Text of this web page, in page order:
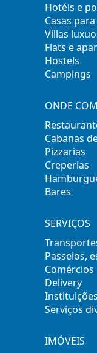
Hotéis e
Casas
Villas
Flats e
Hostels
Campings
ONDE
Cabanas
Pizzarias
Creperias
Bares
SERVIÇOS
Passeios,
Comércios
Delivery
Serviços
IMÓVEIS